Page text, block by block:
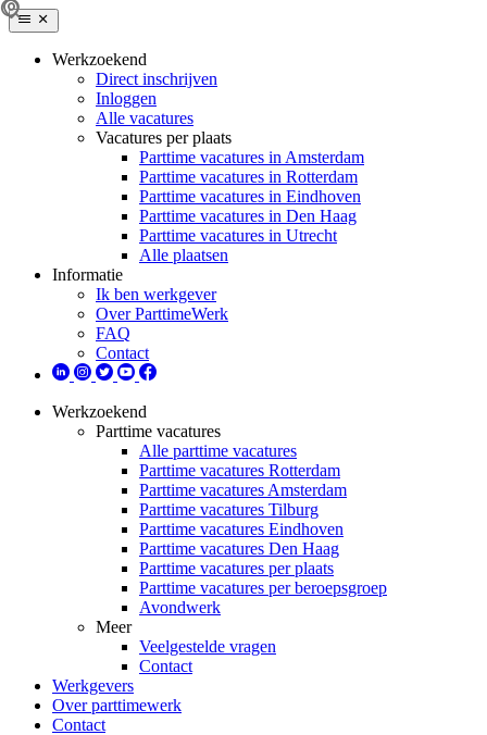
Werkzoekend
Direct inschrijven
Inloggen
Alle vacatures
Vacatures per plaats
Parttime vacatures in Amsterdam
Parttime vacatures in Rotterdam
Parttime vacatures in Eindhoven
Parttime vacatures in Den Haag
Parttime vacatures in Utrecht
Alle plaatsen
Informatie
Ik ben werkgever
Over ParttimeWerk
FAQ
Contact
Werkzoekend
Parttime vacatures
Alle parttime vacatures
Parttime vacatures Rotterdam
Parttime vacatures Amsterdam
Parttime vacatures Tilburg
Parttime vacatures Eindhoven
Parttime vacatures Den Haag
Parttime vacatures per plaats
Parttime vacatures per beroepsgroep
Avondwerk
Meer
Veelgestelde vragen
Contact
Werkgevers
Over parttimewerk
Contact